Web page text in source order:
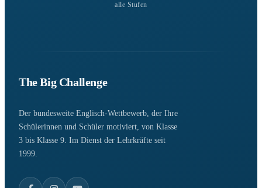
alle Stufen
The Big Challenge
Der bundesweite Englisch-Wettbewerb, der Ihre
Schülerinnen und Schüler motiviert, von Klasse
3 bis Klasse 9. Im Dienst der Lehrkräfte seit
1999.